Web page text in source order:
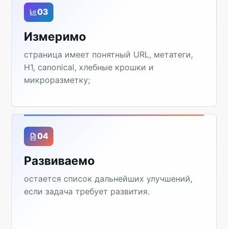
03
Измеримо
страница имеет понятный URL, метатеги,
H1, canonical, хлебные крошки и
микроразметку;
04
Развиваемо
остается список дальнейших улучшений,
если задача требует развития.